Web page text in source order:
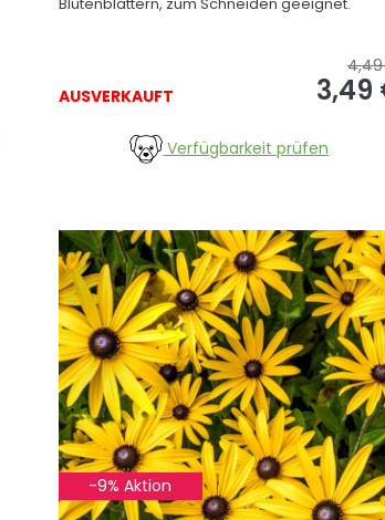
AUSVERKAUFT 3,49
Verfügbarkeit prüfen
-9% Aktion